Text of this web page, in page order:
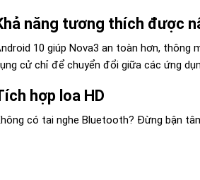
năng tương thích được
10 giúp Nova3 an toàn hơn, thông
cử chỉ để chuyển đổi giữa các ứng
hợp loa HD
có tai nghe Bluetooth? Đừng bận